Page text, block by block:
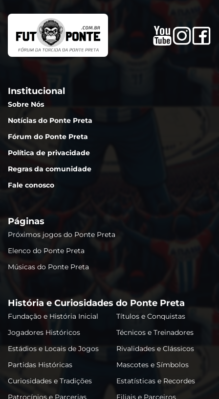
Institucional
Sobre Nós
Notícias do Ponte Preta
Fórum do Ponte Preta
Política de privacidade
Regras da comunidade
Fale conosco
Páginas
Próximos jogos do Ponte Preta
Elenco do Ponte Preta
Músicas do Ponte Preta
História e Curiosidades do Ponte Preta
Fundação e História Inicial
Títulos e Conquistas
Jogadores Históricos
Técnicos e Treinadores
Estádios e Locais de Jogos
Rivalidades e Clássicos
Partidas Históricas
Mascotes e Símbolos
Curiosidades e Tradições
Estatísticas e Recordes
Patrocínios e Parcerias
Filiais e Parceiros